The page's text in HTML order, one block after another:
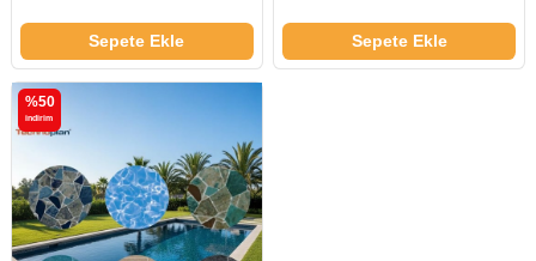
Sepete Ekle Sepete Ekle
%50
i̇ndirim